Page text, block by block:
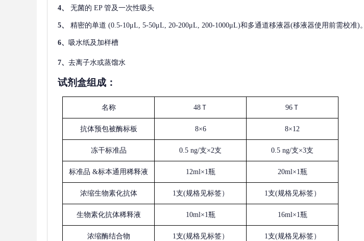
4、 无菌的 EP 管及一次性吸头
5、 精密的单道 (0.5-10μL, 5-50μL, 20-200μL, 200-1000μL)和多通道移液器(移液器使用前需校准)。
6、 吸水纸及加样槽
7、 去离子水或蒸馏水
试剂盒组成：
名称 48Ｔ 96Ｔ
抗体预包被酶标板 8×6 8×12
冻干标准品 0.5 ng/支×2支 0.5 ng/支×3支
标准品 &标本通用稀释液 12ml×1瓶 20ml×1瓶
浓缩生物素化抗体 1支(规格见标签） 1支(规格见标签）
生物素化抗体稀释液 10ml×1瓶 16ml×1瓶
浓缩酶结合物 1支(规格见标签） 1支(规格见标签）